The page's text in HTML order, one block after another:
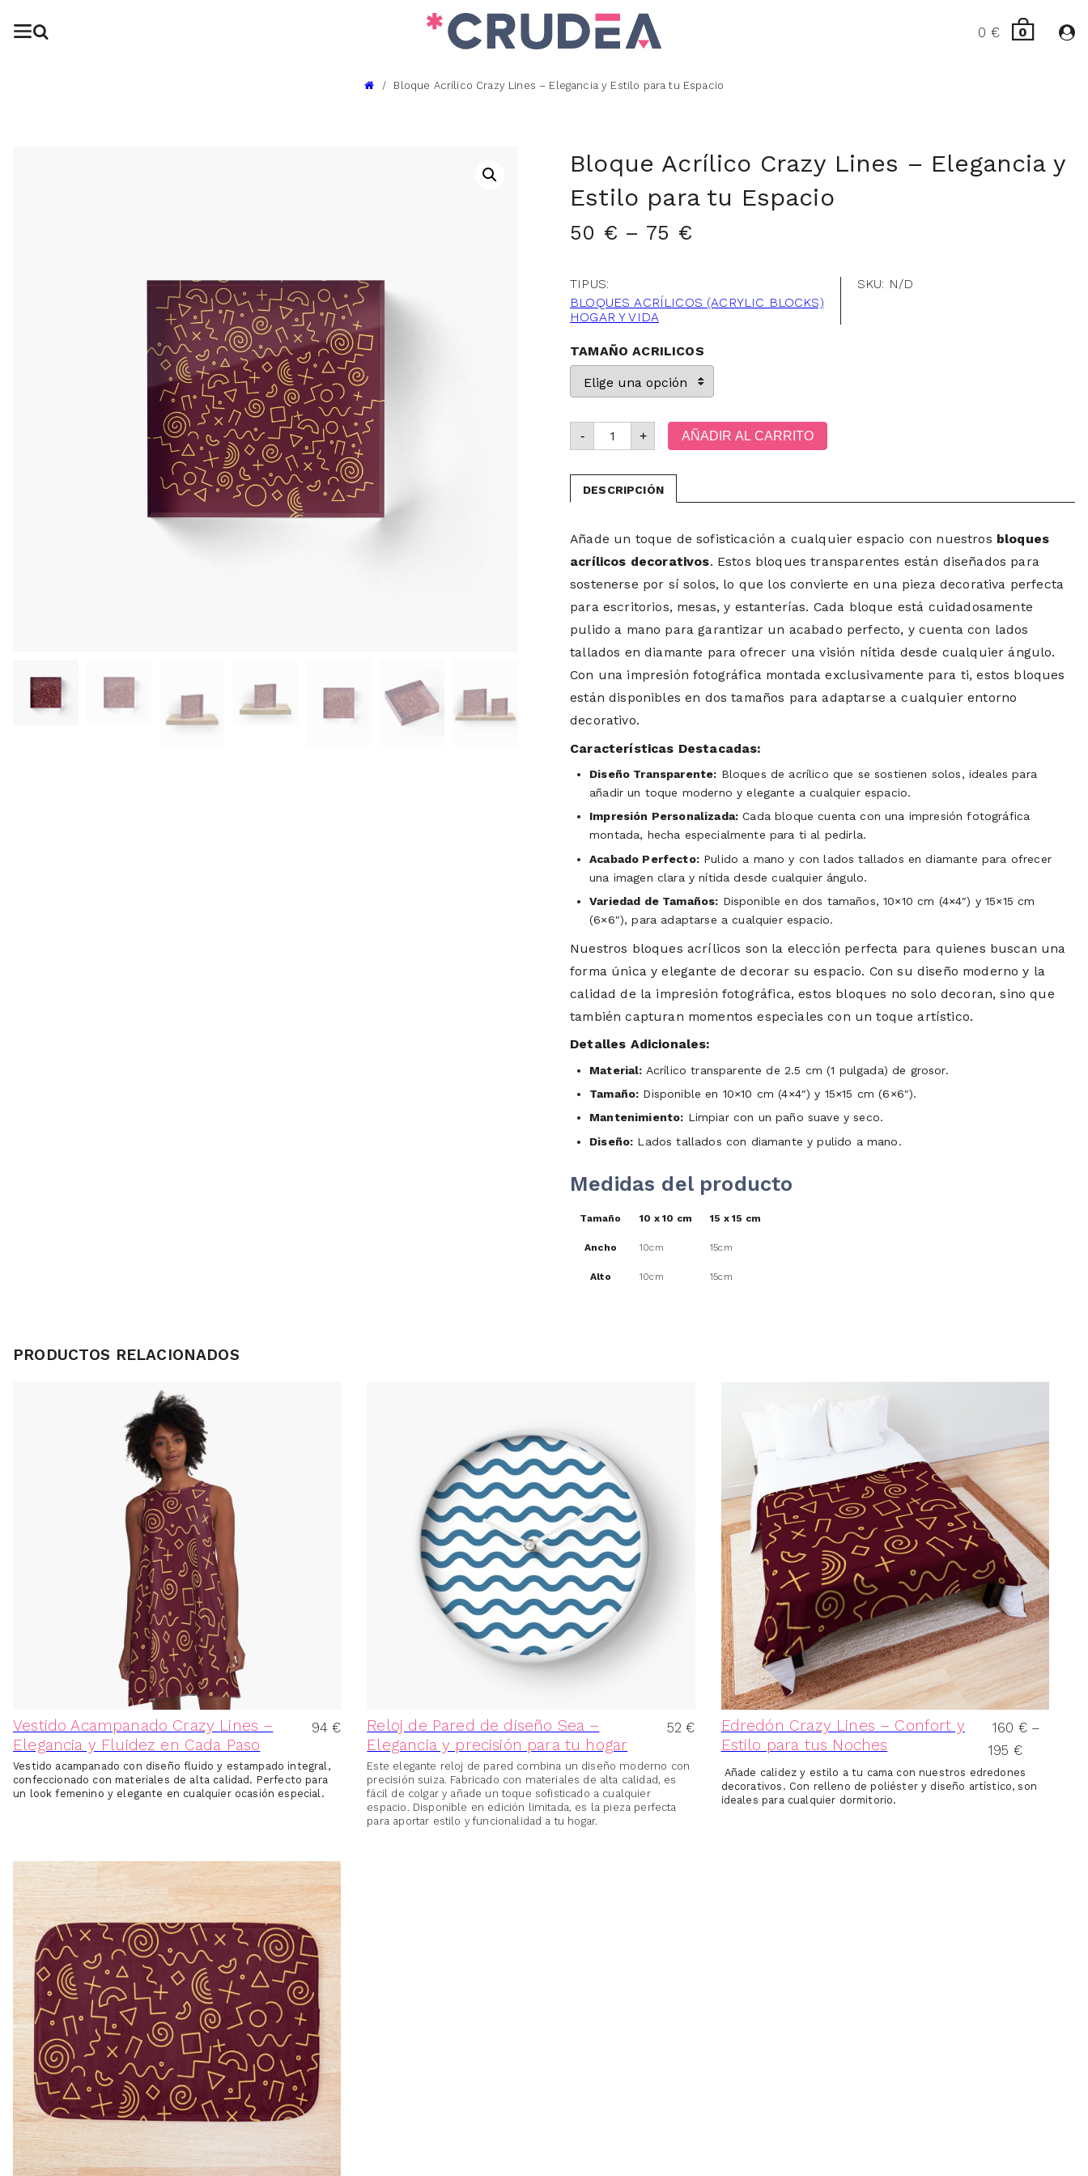
0 € 0
Bloque Acrílico Crazy Lines – Elegancia y Estilo para tu Espacio
Bloque Acrílico Crazy Lines – Elegancia y
Estilo para tu Espacio
50 € – 75 €
TIPUS:
BLOQUES ACRÍLICOS (ACRYLIC BLOCKS)
HOGAR Y VIDA
SKU: N/D
TAMAÑO ACRILICOS
- + AÑADIR AL CARRITO
DESCRIPCIÓN
Añade un toque de sofisticación a cualquier espacio con nuestros bloques
acrílicos decorativos. Estos bloques transparentes están diseñados para
sostenerse por sí solos, lo que los convierte en una pieza decorativa perfecta
para escritorios, mesas, y estanterías. Cada bloque está cuidadosamente
pulido a mano para garantizar un acabado perfecto, y cuenta con lados
tallados en diamante para ofrecer una visión nítida desde cualquier ángulo.
Con una impresión fotográfica montada exclusivamente para ti, estos bloques
están disponibles en dos tamaños para adaptarse a cualquier entorno
decorativo.
Características Destacadas:
Diseño Transparente: Bloques de acrílico que se sostienen solos, ideales para
añadir un toque moderno y elegante a cualquier espacio.
Impresión Personalizada: Cada bloque cuenta con una impresión fotográfica
montada, hecha especialmente para ti al pedirla.
Acabado Perfecto:Pulido a mano y con lados tallados en diamante para ofrecer
una imagen clara y nítida desde cualquier ángulo.
Variedad de Tamaños: Disponible en dos tamaños, 10×10 cm (4×4″) y 15×15 cm
(6×6″), para adaptarse a cualquier espacio.
Nuestros bloques acrílicos son la elección perfecta para quienes buscan una
forma única y elegante de decorar su espacio. Con su diseño moderno y la
calidad de la impresión fotográfica, estos bloques no solo decoran, sino que
también capturan momentos especiales con un toque artístico.
Detalles Adicionales:
Material: Acrílico transparente de 2.5 cm (1 pulgada) de grosor.
Tamaño: Disponible en 10×10 cm (4×4″) y 15×15 cm (6×6″).
Mantenimiento: Limpiar con un paño suave y seco.
Diseño: Lados tallados con diamante y pulido a mano.
Medidas del producto
Tamaño 10 x 10 cm 15 x 15 cm
Ancho 10cm 15cm
Alto 10cm 15cm
PRODUCTOS RELACIONADOS
Vestido Acampanado Crazy Lines –
Elegancia y Fluidez en Cada Paso
94€
Vestido acampanado con diseño fluido y estampado integral,
confeccionado con materiales de alta calidad. Perfecto para
un look femenino y elegante en cualquier ocasión especial.
Reloj de Pared de diseño Sea –
Elegancia y precisión para tu hogar
52€
Este elegante reloj de pared combina un diseño moderno con
precisión suiza. Fabricado con materiales de alta calidad, es
fácil de colgar y añade un toque sofisticado a cualquier
espacio. Disponible en edición limitada, es la pieza perfecta
para aportar estilo y funcionalidad a tu hogar.
Edredón Crazy Lines – Confort y
Estilo para tus Noches
160 €–
195 €
Añade calidez y estilo a tu cama con nuestros edredones
decorativos. Con relleno de poliéster y diseño artístico, son
ideales para cualquier dormitorio.